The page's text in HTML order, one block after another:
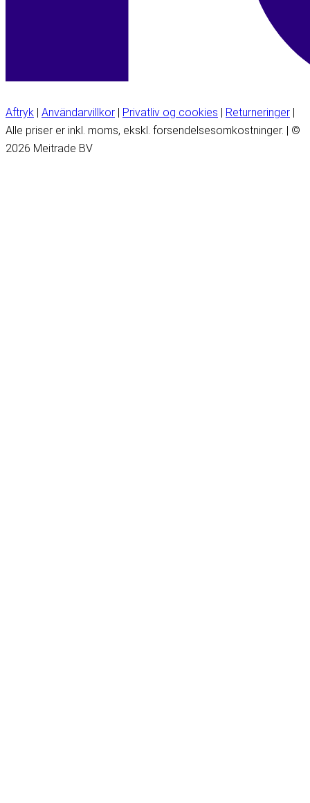
Aftryk | Användarvillkor | Privatliv og cookies | Returneringer |
Alle priser er inkl. moms, ekskl. forsendelsesomkostninger. | ©
2026 Meitrade BV